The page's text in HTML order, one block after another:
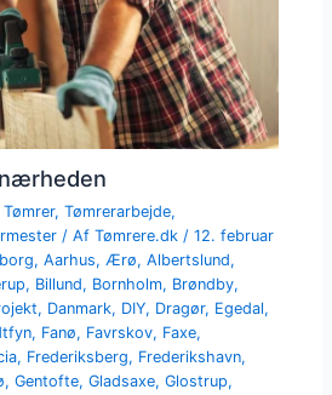
Tømrer,Tømrerarbejde,
/ AfTømrere.dk/12. februar
,Aarhus,Ærø,Albertslund,
, Billund, Bornholm, Brøndby,
, Danmark, DIY, Dragør, Egedal,
, Fanø, Favrskov, Faxe,
, Frederiksberg, Frederikshavn,
,Gentofte,Gladsaxe,Glostrup,